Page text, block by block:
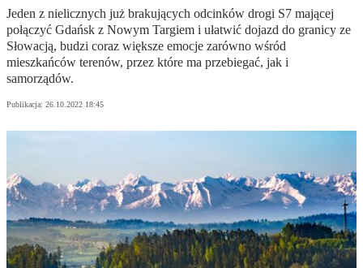
Jeden z nielicznych już brakujących odcinków drogi S7 mającej
połączyć Gdańsk z Nowym Targiem i ułatwić dojazd do granicy ze
Słowacją, budzi coraz większe emocje zarówno wśród
mieszkańców terenów, przez które ma przebiegać, jak i
samorządów.
Publikacja: 26.10.2022 18:45